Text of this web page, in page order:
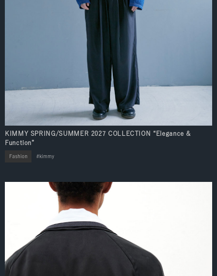
KIMMY SPRING/SUMMER 2027 COLLECTION “Elegance &
Function”
Fashion kimmy